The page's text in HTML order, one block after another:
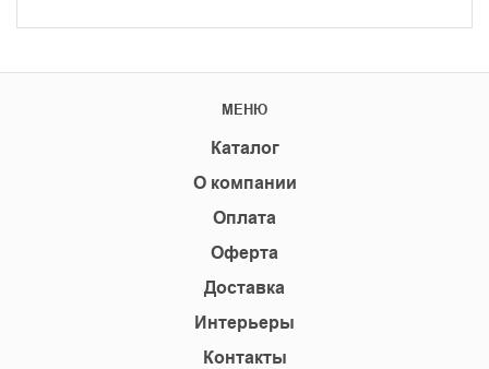
МЕНЮ
Каталог
О компании
Оплата
Оферта
Доставка
Интерьеры
Контакты